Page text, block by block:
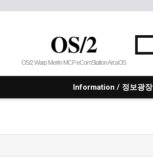
OS/2
OS/2 Warp Merlin MCP eComStation ArcaOS
Information / 정보광장